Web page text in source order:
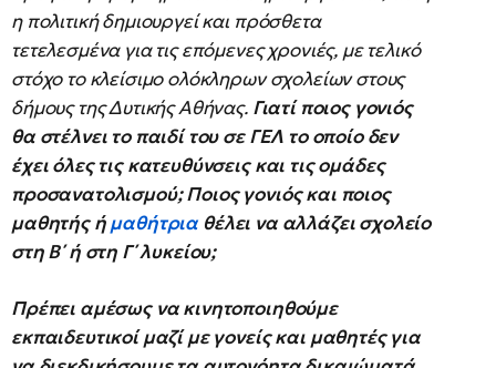
η πολιτική δημιουργεί και πρόσθετα
τετελεσμένα για τις επόμενες χρονιές, με τελικό
στόχο το κλείσιμο ολόκληρων σχολείων στους
δήμους της Δυτικής Αθήνας. Γιατί ποιος γονιός
θα στέλνει το παιδί του σε ΓΕΛ το οποίο δεν
έχει όλες τις κατευθύνσεις και τις ομάδες
προσανατολισμού; Ποιος γονιός και ποιος
μαθητής ήμαθήτριαθέλει να αλλάζει σχολείο
στη Β΄ ή στη Γ΄ λυκείου;
Πρέπει αμέσως να κινητοποιηθούμε
εκπαιδευτικοί μαζί με γονείς και μαθητές για